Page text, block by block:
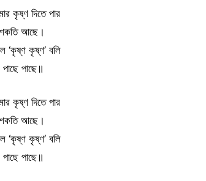
কৃষ্ণ দিতে পার
আছে।
‘কৃষ্ণ কৃষ্ণ’ বলি
পাছে॥
কৃষ্ণ দিতে পার
আছে।
‘কৃষ্ণ কৃষ্ণ’ বলি
পাছে॥